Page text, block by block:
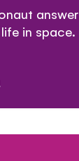
answer
in space.